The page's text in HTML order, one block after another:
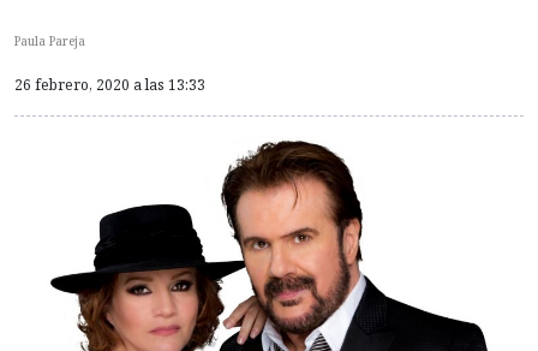
Paula Pareja
26 febrero, 2020 a las 13:33